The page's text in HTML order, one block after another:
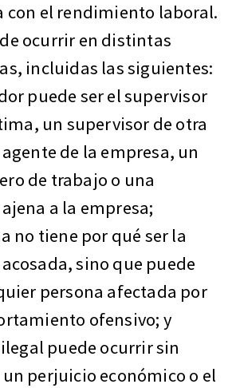
con el rendimiento laboral.
ocurrir en distintas
incluidas las siguientes:
puede ser el supervisor
un supervisor de otra
de la empresa, un
de trabajo o una
a la empresa;
no tiene por qué ser la
sino que puede
persona afectada por
ofensivo; y
puede ocurrir sin
perjuicio económico o el